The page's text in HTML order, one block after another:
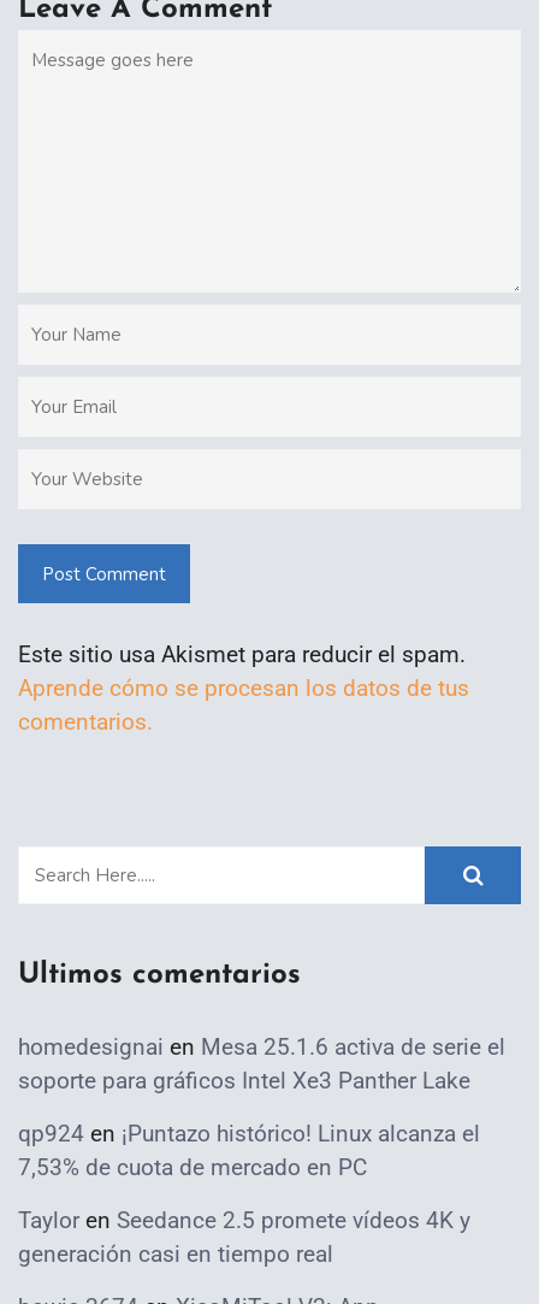
Leave A Comment
Post Comment
Este sitio usa Akismet para reducir el spam.
Aprende cómo se procesan los datos de tus
comentarios.
Ultimos comentarios
homedesignai en Mesa 25.1.6 activa de serie el
soporte para gráficos Intel Xe3 Panther Lake
qp924 en ¡Puntazo histórico! Linux alcanza el
7,53% de cuota de mercado en PC
Taylor en Seedance 2.5 promete vídeos 4K y
generación casi en tiempo real